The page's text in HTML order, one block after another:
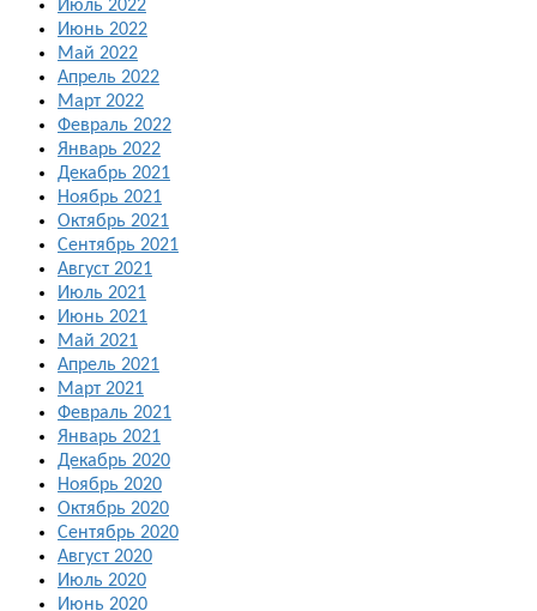
Июль 2022
Июнь 2022
Май 2022
Апрель 2022
Март 2022
Февраль 2022
Январь 2022
Декабрь 2021
Ноябрь 2021
Октябрь 2021
Сентябрь 2021
Август 2021
Июль 2021
Июнь 2021
Май 2021
Апрель 2021
Март 2021
Февраль 2021
Январь 2021
Декабрь 2020
Ноябрь 2020
Октябрь 2020
Сентябрь 2020
Август 2020
Июль 2020
Июнь 2020